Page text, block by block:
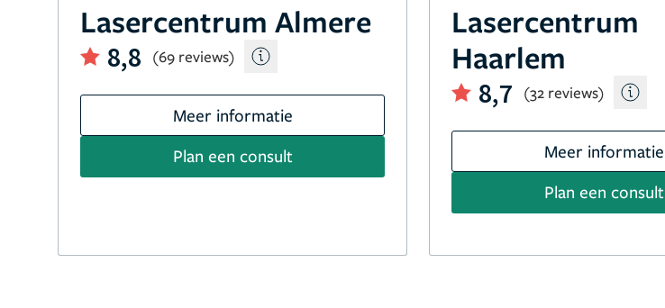
Lasercentrum Almere
8,8 (69 reviews)
Meer informatie
Plan een consult
Lasercentrum
Haarlem
8,7 (32 reviews)
Meer informatie
Plan een consult